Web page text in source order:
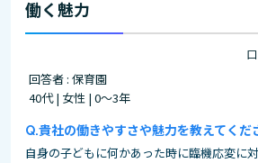
働く魅力
回答者 : 保育園
40代 | 女性 | 0～3年
貴社の働きやすさや魅力を教えてくだ
自身の子どもに何かあった時に臨機応変に対